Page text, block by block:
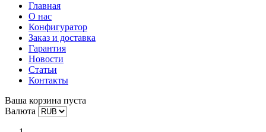
Главная
О нас
Конфигуратор
Заказ и доставка
Гарантия
Новости
Статьи
Контакты
Ваша корзина пуста
Валюта